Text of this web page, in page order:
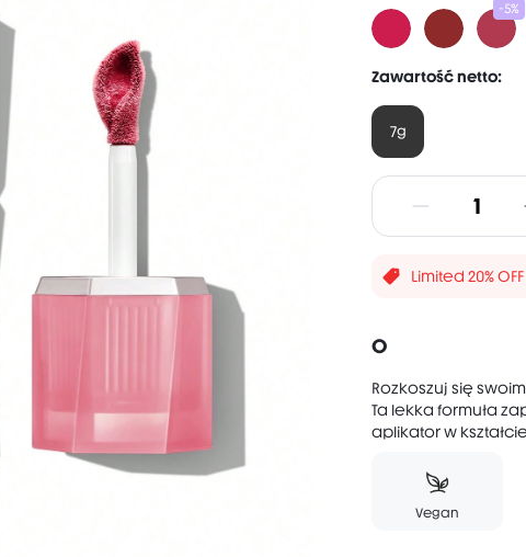
-5%
Zawartość netto:
7g
Limited 20%
O
Rozkoszuj się
Ta lekka formuła
aplikator w
Vegan